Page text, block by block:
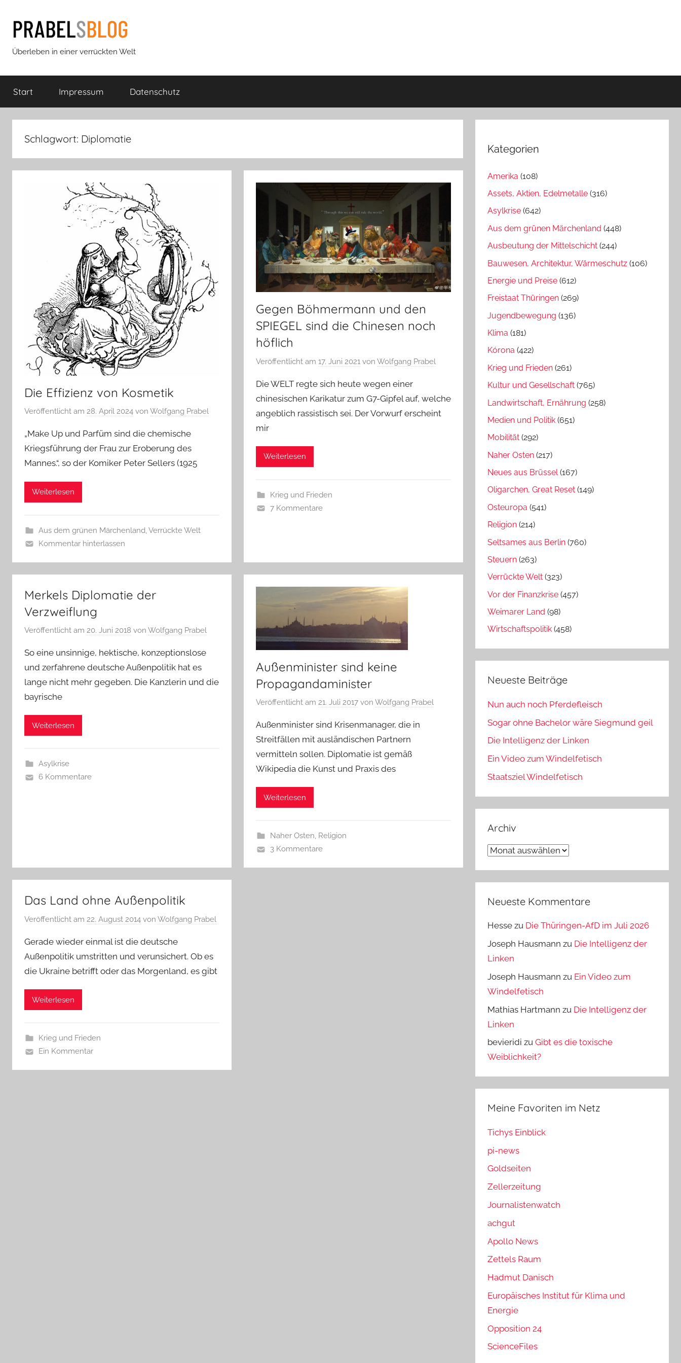
Inhalt
springen
Prabels
Blog
Überleben in einer verrückten Welt
Start Impressum Datenschutz
Schlagwort: Diplomatie
Die Effizienz von Kosmetik
Veröffentlicht am 28. April 2024 von Wolfgang Prabel
„Make Up und Parfüm sind die chemische
Kriegsführung der Frau zur Eroberung des
Mannes.“, so der Komiker Peter Sellers (1925
Weiterlesen
Aus dem grünen Märchenland,Verrückte Welt
Kommentar hinterlassen
Gegen Böhmermann und den
SPIEGEL sind die Chinesen noch
höflich
Veröffentlicht am17. Juni 2021 vonWolfgang Prabel
Die WELT regte sich heute wegen einer
chinesischen Karikatur zum G7-Gipfel auf, welche
angeblich rassistisch sei. Der Vorwurf erscheint
mir
Weiterlesen
Krieg und Frieden
7 Kommentare
Merkels Diplomatie der
Verzweiflung
Veröffentlicht am 20. Juni 2018 von Wolfgang Prabel
So eine unsinnige, hektische, konzeptionslose
und zerfahrene deutsche Außenpolitik hat es
lange nicht mehr gegeben. Die Kanzlerin und die
bayrische
Weiterlesen
Asylkrise
6 Kommentare
Außenminister sind keine
Propagandaminister
Veröffentlicht am21. Juli 2017 vonWolfgang Prabel
Außenminister sind Krisenmanager, die in
Streitfällen mit ausländischen Partnern
vermitteln sollen. Diplomatie ist gemäß
Wikipedia die Kunst und Praxis des
Weiterlesen
Naher Osten, Religion
3 Kommentare
Das Land ohne Außenpolitik
Veröffentlicht am 22. August 2014 von Wolfgang Prabel
Gerade wieder einmal ist die deutsche
Außenpolitik umstritten und verunsichert. Ob es
die Ukraine betrifft oder das Morgenland, es gibt
Weiterlesen
Krieg und Frieden
Ein Kommentar
Kategorien
Amerika (108)
Assets, Aktien, Edelmetalle (316)
Asylkrise (642)
Aus dem grünen Märchenland (448)
Ausbeutung der Mittelschicht (244)
Bauwesen, Architektur, Wärmeschutz (106)
Energie und Preise (612)
Freistaat Thüringen (269)
Jugendbewegung (136)
Klima (181)
Kórona (422)
Krieg und Frieden (261)
Kultur und Gesellschaft (765)
Landwirtschaft, Ernährung (258)
Medien und Politik (651)
Mobilität (292)
Naher Osten (217)
Neues aus Brüssel(167)
Oligarchen, Great Reset (149)
Osteuropa (541)
Religion (214)
Seltsames aus Berlin (760)
Steuern (263)
Verrückte Welt (323)
Vor der Finanzkrise (457)
Weimarer Land (98)
Wirtschaftspolitik (458)
Neueste Beiträge
Nun auch noch Pferdefleisch
Sogar ohne Bachelor wäre Siegmund geil
Die Intelligenz der Linken
Ein Video zum Windelfetisch
Staatsziel Windelfetisch
Archiv
Archiv
Neueste Kommentare
Hesse zu Die Thüringen-AfD im Juli 2026
Joseph Hausmann zu Die Intelligenz der
Linken
Joseph Hausmann zu Ein Video zum
Windelfetisch
Mathias Hartmann zu Die Intelligenz der
Linken
bevieridi zuGibt es die toxische
Weiblichkeit?
Meine Favoriten im Netz
Tichys Einblick
pi-news
Goldseiten
Zellerzeitung
Journalistenwatch
achgut
Apollo News
Zettels Raum
Hadmut Danisch
Europäisches Institut für Klima und
Energie
Opposition 24
ScienceFiles